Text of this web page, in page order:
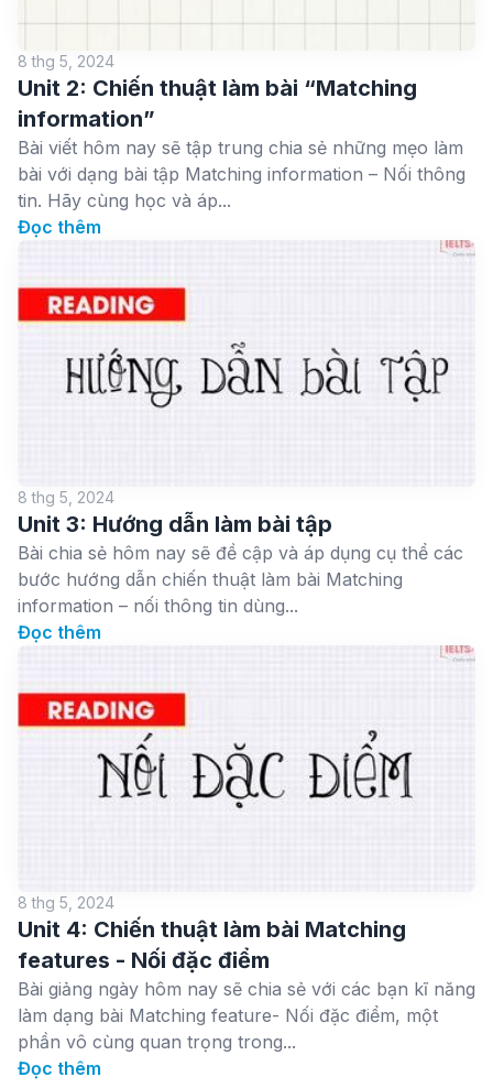
8 thg 5, 2024
Unit 2: Chiến thuật làm bài “Matching
information”
Bài viết hôm nay sẽ tập trung chia sẻ những mẹo làm
bài với dạng bài tập Matching information – Nối thông
tin. Hãy cùng học và áp...
Đọc thêm
8 thg 5, 2024
Unit 3: Hướng dẫn làm bài tập
Bài chia sẻ hôm nay sẽ đề cập và áp dụng cụ thể các
bước hướng dẫn chiến thuật làm bài Matching
information – nối thông tin dùng...
Đọc thêm
8 thg 5, 2024
Unit 4: Chiến thuật làm bài Matching
features - Nối đặc điểm
Bài giảng ngày hôm nay sẽ chia sẻ với các bạn kĩ năng
làm dạng bài Matching feature- Nối đặc điểm, một
phần vô cùng quan trọng trong...
Đọc thêm